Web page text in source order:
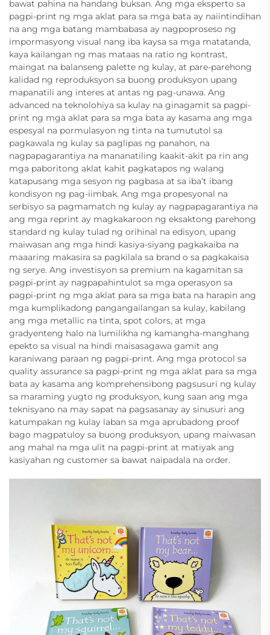
bawat pahina na handang buksan. Ang mga eksperto sa
pagpi-print ng mga aklat para sa mga bata ay naiintindihan
na ang mga batang mambabasa ay nagpoproseso ng
impormasyong visual nang iba kaysa sa mga matatanda,
kaya kailangan ng mas mataas na ratio ng kontrast,
maingat na balanseng palette ng kulay, at pare-parehong
kalidad ng reproduksyon sa buong produksyon upang
mapanatili ang interes at antas ng pag-unawa. Ang
advanced na teknolohiya sa kulay na ginagamit sa pagpi-
print ng mga aklat para sa mga bata ay kasama ang mga
espesyal na pormulasyon ng tinta na tumututol sa
pagkawala ng kulay sa paglipas ng panahon, na
nagpapagarantiya na mananatiling kaakit-akit pa rin ang
mga paboritong aklat kahit pagkatapos ng walang
katapusang mga sesyon ng pagbasa at sa iba’t ibang
kondisyon ng pag-iimbak. Ang mga propesyonal na
serbisyo sa pagmamatch ng kulay ay nagpapagarantiya na
ang mga reprint ay magkakaroon ng eksaktong parehong
standard ng kulay tulad ng orihinal na edisyon, upang
maiwasan ang mga hindi kasiya-siyang pagkakaiba na
maaaring makasira sa pagkilala sa brand o sa pagkakaisa
ng serye. Ang investisyon sa premium na kagamitan sa
pagpi-print ay nagpapahintulot sa mga operasyon sa
pagpi-print ng mga aklat para sa mga bata na harapin ang
mga kumplikadong pangangailangan sa kulay, kabilang
ang mga metallic na tinta, spot colors, at mga
gradyenteng halo na lumilikha ng kamangha-manghang
epekto sa visual na hindi maisasagawa gamit ang
karaniwang paraan ng pagpi-print. Ang mga protocol sa
quality assurance sa pagpi-print ng mga aklat para sa mga
bata ay kasama ang komprehensibong pagsusuri ng kulay
sa maraming yugto ng produksyon, kung saan ang mga
teknisyano na may sapat na pagsasanay ay sinusuri ang
katumpakan ng kulay laban sa mga aprubadong proof
bago magpatuloy sa buong produksyon, upang maiwasan
ang mahal na mga ulit na pagpi-print at matiyak ang
kasiyahan ng customer sa bawat naipadala na order.